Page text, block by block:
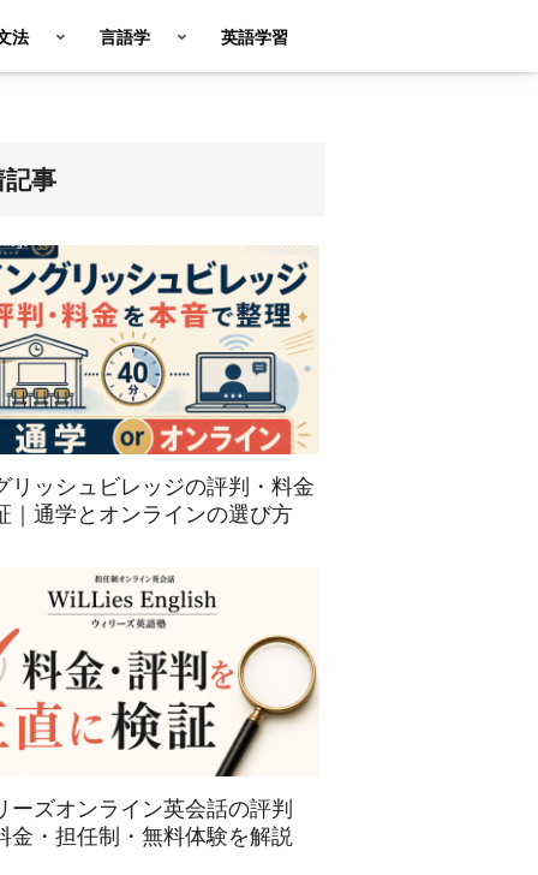
法 言語学 英語学習
事
リッシュビレッジの評判・料金
｜通学とオンラインの選び方
ーズオンライン英会話の評判
金・担任制・無料体験を解説